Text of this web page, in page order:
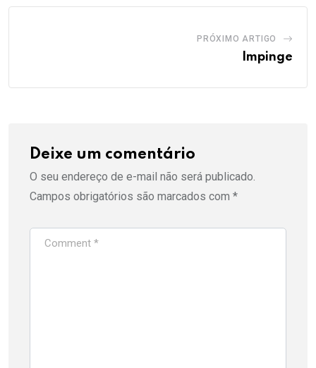
PRÓXIMO ARTIGO
Impinge
Deixe um comentário
O seu endereço de e-mail não será publicado.
Campos obrigatórios são marcados com *